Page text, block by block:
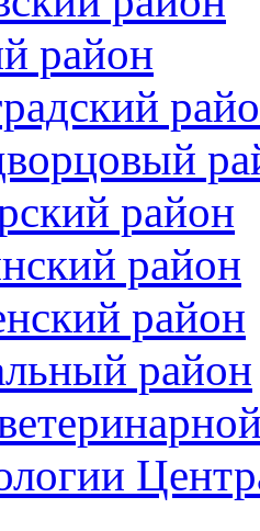
район
район
район
район
район